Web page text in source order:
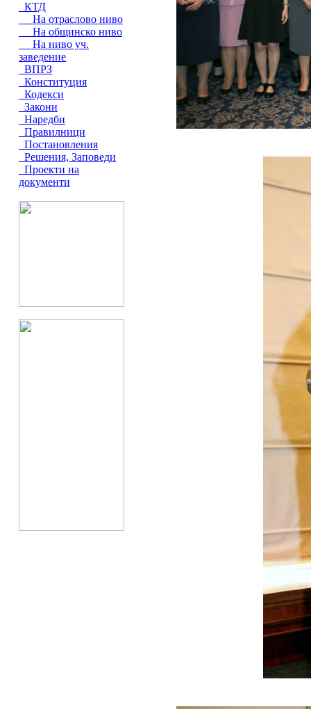
КТД
На отраслово ниво
На общинско ниво
На ниво уч.
заведение
ВПРЗ
Конституция
Кодекси
Закони
Наредби
Правилници
Постановления
Решения, Заповеди
Проекти на
документи